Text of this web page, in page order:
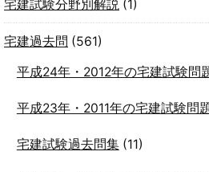
宅建試験分野別解説 (1)
宅建過去問 (561)
平成24年・2012年の宅建試験問
平成23年・2011年の宅建試験問
宅建試験過去問集(11)